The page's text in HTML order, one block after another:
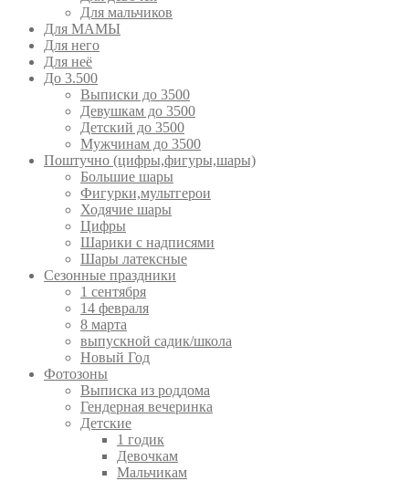
Для мальчиков
Для МАМЫ
Для него
Для неё
До 3.500
Выписки до 3500
Девушкам до 3500
Детский до 3500
Мужчинам до 3500
Поштучно (цифры,фигуры,шары)
Большие шары
Фигурки,мультгерои
Ходячие шары
Цифры
Шарики с надписями
Шары латексные
Сезонные праздники
1 сентября
14 февраля
8 марта
выпускной садик/школа
Новый Год
Фотозоны
Выписка из роддома
Гендерная вечеринка
Детские
1 годик
Девочкам
Мальчикам